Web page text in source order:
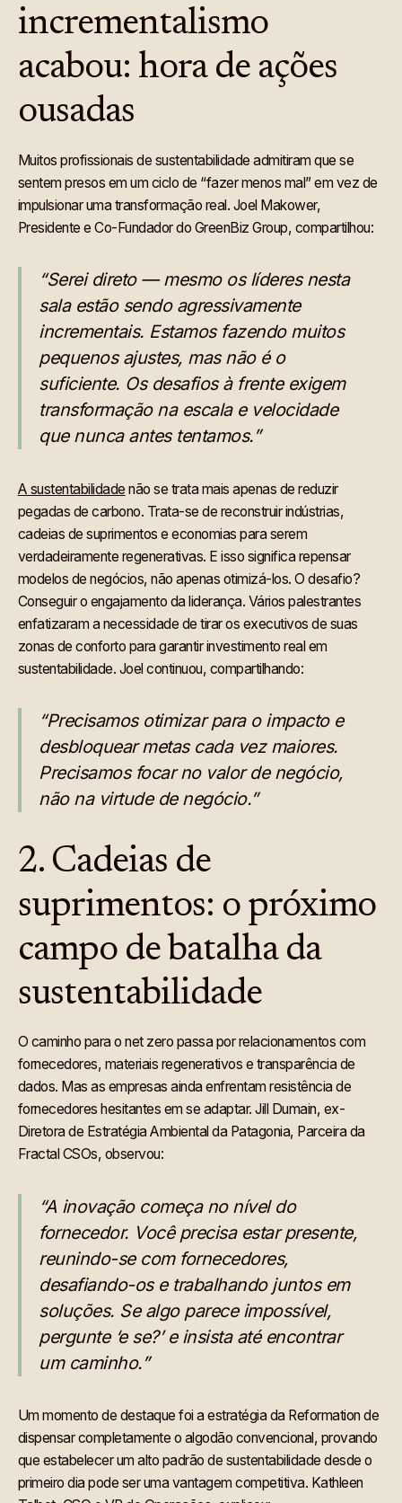
incrementalismo
acabou: hora de ações
ousadas
Muitos profissionais de sustentabilidade admitiram que se
sentem presos em um ciclo de “fazer menos mal” em vez de
impulsionar uma transformação real. Joel Makower,
Presidente e Co-Fundador do GreenBiz Group, compartilhou:
“Serei direto — mesmo os líderes nesta
sala estão sendo agressivamente
incrementais. Estamos fazendo muitos
pequenos ajustes, mas não é o
suficiente. Os desafios à frente exigem
transformação na escala e velocidade
que nunca antes tentamos.”
A sustentabilidade não se trata mais apenas de reduzir
pegadas de carbono. Trata-se de reconstruir indústrias,
cadeias de suprimentos e economias para serem
verdadeiramente regenerativas. E isso significa repensar
modelos de negócios, não apenas otimizá-los. O desafio?
Conseguir o engajamento da liderança. Vários palestrantes
enfatizaram a necessidade de tirar os executivos de suas
zonas de conforto para garantir investimento real em
sustentabilidade. Joel continuou, compartilhando:
“Precisamos otimizar para o impacto e
desbloquear metas cada vez maiores.
Precisamos focar no valor de negócio,
não na virtude de negócio.”
2. Cadeias de
suprimentos: o próximo
campo de batalha da
sustentabilidade
O caminho para o net zero passa por relacionamentos com
fornecedores, materiais regenerativos e transparência de
dados. Mas as empresas ainda enfrentam resistência de
fornecedores hesitantes em se adaptar. Jill Dumain, ex-
Diretora de Estratégia Ambiental da Patagonia, Parceira da
Fractal CSOs, observou:
“A inovação começa no nível do
fornecedor. Você precisa estar presente,
reunindo-se com fornecedores,
desafiando-os e trabalhando juntos em
soluções. Se algo parece impossível,
pergunte ‘e se?’ e insista até encontrar
um caminho.”
Um momento de destaque foi a estratégia da Reformation de
dispensar completamente o algodão convencional, provando
que estabelecer um alto padrão de sustentabilidade desde o
primeiro dia pode ser uma vantagem competitiva. Kathleen